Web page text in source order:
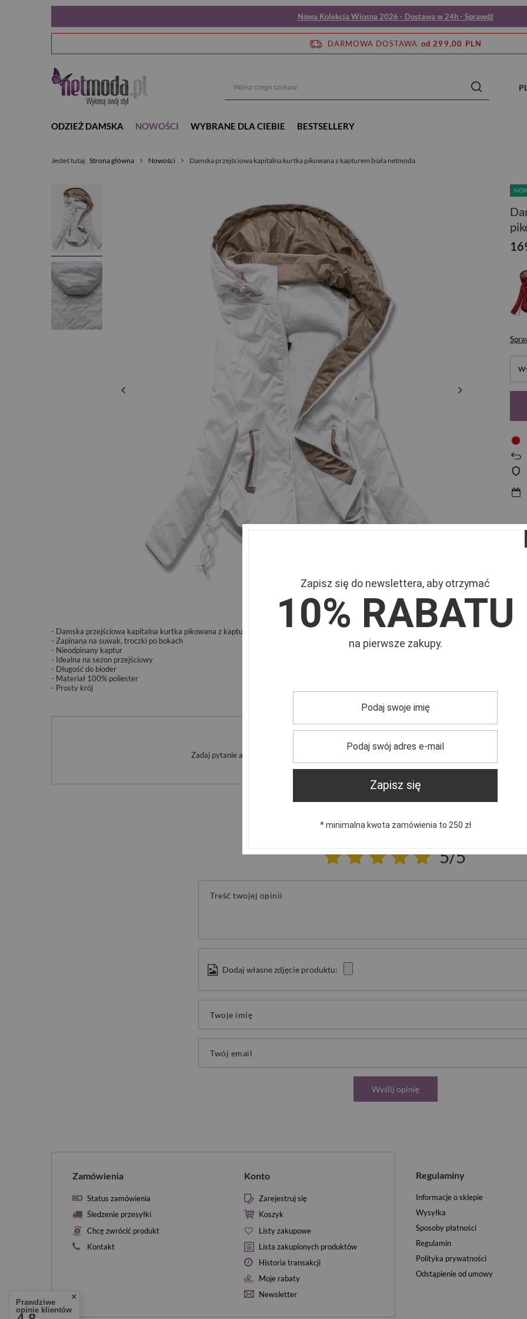
Nowa Kolekcja Wiosna 2026 - Dostawa w 24h - Sprawdź
DARMOWA DOSTAWA od 299,00 PLN
ODZIEŻ DAMSKA NOWOŚCI WYBRANE DLA CIEBIE BESTSELLERY
Jesteś tutaj: Strona główna Nowości Damska przejściowa kapitalna kurtka pikowana z kapturem biała netmoda
- Damska przejściowa kapitalna kurtka pikowana z kapturem netmoda
- Zapinana na suwak, troczki po bokach
- Nieodpinany kaptur
- Idealna na sezon przejściowy
- Długość do bioder
- Materiał 100% poliester
- Prosty krój
Zadaj pytanie a my odpowiemy niezwłocznie, najciekawsze pytania i odpowiedzi
publikując dla innych.
5/5
Treść twojej opinii
Dodaj własne zdjęcie produktu:
Twoje imię
Twój email
Wyślij opinię
Zamówienia
Status zamówienia
Śledzenie przesyłki
Chcę zwrócić produkt
Kontakt
Konto
Zarejestruj się
Koszyk
Listy zakupowe
Lista zakupionych produktów
Historia transakcji
Moje rabaty
Newsletter
Regulaminy
Informacje o sklepie
Wysyłka
Sposoby płatności
Regulamin
Polityka prywatności
Odstąpienie od umowy
Zapisz się do newslettera, aby otrzymać
10% RABATU
na pierwsze zakupy.
Zapisz się
* minimalna kwota zamówienia to 250 zł
Prawdziwe
opinie klientów